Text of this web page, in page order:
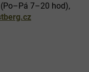
(Po–Pá 7–20 hod),